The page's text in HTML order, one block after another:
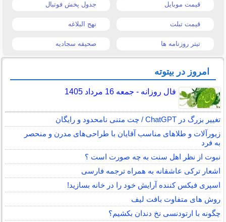
قیمت موبایل جدول پخش فوتبال
قیمت تبلت نهج البلاغه
تیتر روزنامه ها صحیفه سجادیه
امروز در بیتوته
فال روزانه - جمعه 16 مرداد 1405
تغییر بزرگ در ChatGPT / چت متنی نامحدود و رایگان
زیورآلات و طلاهای مناسب آقایان با طراحی‌های مدرن و منحصر
به فرد
نبوت از نظر اهل سنت به چه صورت است ؟
اشعار ترکی عاشقانه به همراه ترجمه فارسی
اسپری فیکس کننده آرایش خود را در خانه بسازید!
روش های متفاوت بافت لیف
چگونه با ارتودنسی نخ دندان بکشیم؟